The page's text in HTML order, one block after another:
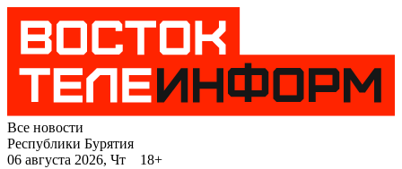
Все новости
Республики Бурятия
06 августа 2026, Чт 18+